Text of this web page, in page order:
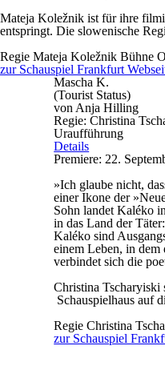
Mateja Koležnik ist für ihre
entspringt. Die slowenische
Regie Mateja Koležnik Bühne
zur Schauspiel Frankfurt
Mascha K.
(Tourist Status)
von Anja Hilling
Regie: Christina
Uraufführung
Details
Premiere: 22.
»Ich glaube nicht,
einer Ikone der
Sohn landet Kaléko
in das Land der
Kaléko sind
einem Leben, in
verbindet sich die
Christina Tscharyiski
Schauspielhaus auf
Regie Christina
zur Schauspiel